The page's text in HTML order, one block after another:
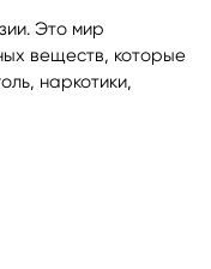
Это мир
веществ, которые
наркотики,